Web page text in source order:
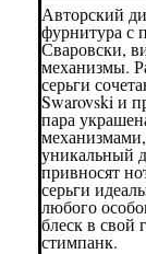
Авторский
фурнитура с
Сваровски,
механизмы.
серьги
Swarovski и
пара
уникальный
привносят
серьги
любого
блеск в свой
стимпанк.